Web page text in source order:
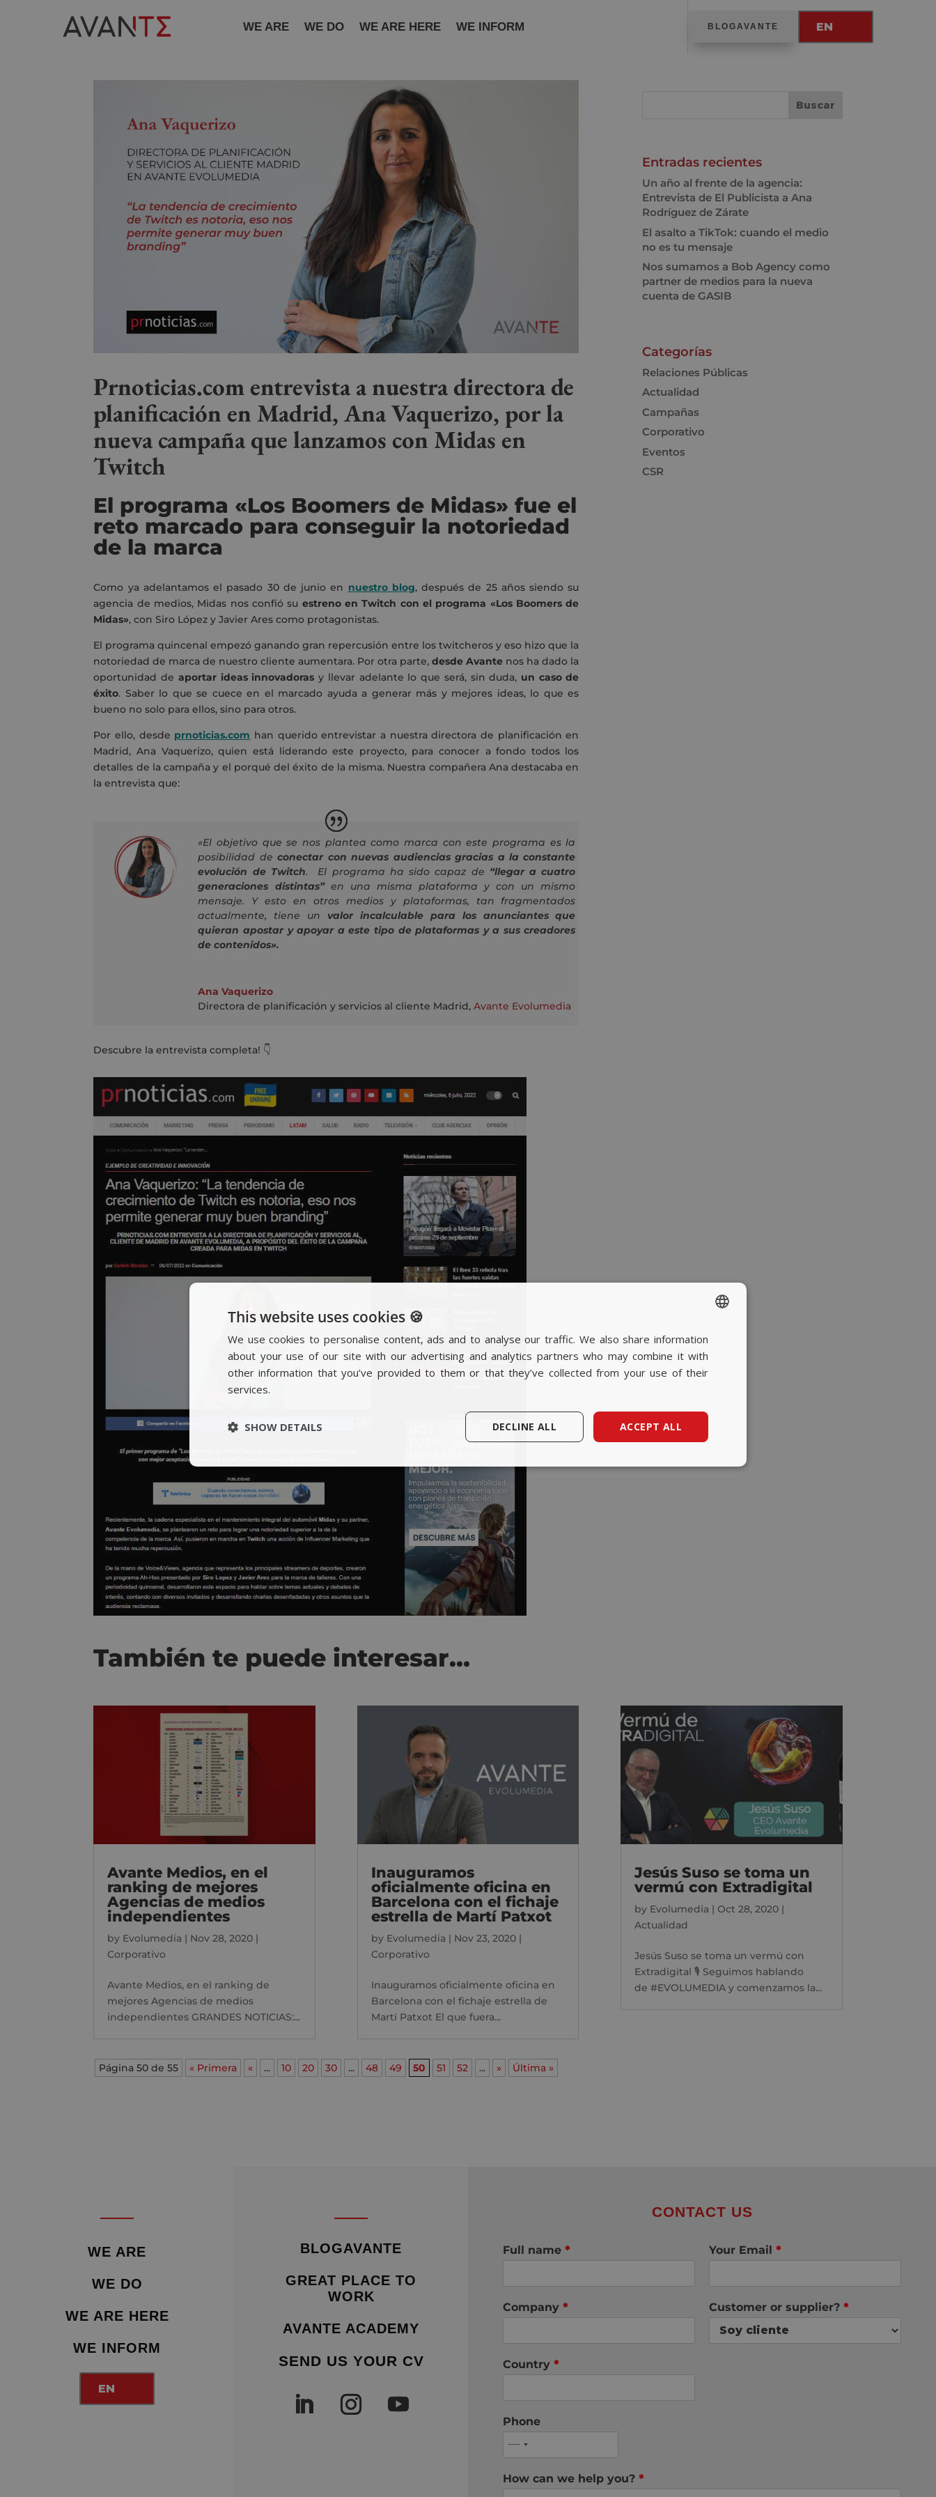
WE ARE WE DO WE ARE HERE WE INFORM BLOGAVANTE EN
Prnoticias.com entrevista a nuestra directora de
planificación en Madrid, Ana Vaquerizo, por la
nueva campaña que lanzamos con Midas en
Twitch
El programa «Los Boomers de Midas» fue el
reto marcado para conseguir la notoriedad
de la marca
Como ya adelantamos el pasado 30 de junio en nuestro blog, después de 25 años siendo su
agencia de medios, Midas nos confió su estreno en Twitch con el programa «Los Boomers de
Midas», con Siro López y Javier Ares como protagonistas.
El programa quincenal empezó ganando gran repercusión entre los twitcheros y eso hizo que la
notoriedad de marca de nuestro cliente aumentara. Por otra parte,desde Avante nos ha dado la
oportunidad de aportar ideas innovadoras y llevar adelante lo que será, sin duda, un caso de
éxito. Saber lo que se cuece en el marcado ayuda a generar más y mejores ideas, lo que es
bueno no solo para ellos, sino para otros.
Por ello, desde prnoticias.com han querido entrevistar a nuestra directora de planificación en
Madrid, Ana Vaquerizo, quien está liderando este proyecto, para conocer a fondo todos los
detalles de la campaña y el porqué del éxito de la misma. Nuestra compañera Ana destacaba en
la entrevista que:
«El objetivo que se nos plantea como marca con este programa es la
posibilidad deconectar con nuevas audiencias gracias a la constante
evolución de Twitch. El programa ha sido capaz de “llegar a cuatro
generaciones distintas”en una misma plataforma y con un mismo
mensaje. Y esto en otros medios y plataformas, tan fragmentados
actualmente, tiene un valor incalculable para los anunciantes que
quieran apostar y apoyar a este tipo de plataformas y a sus creadores
de contenidos».
Ana Vaquerizo
Directora de planificación y servicios al cliente Madrid, Avante Evolumedia
Descubre la entrevista completa! 👇
Entradas recientes
Un año al frente de la agencia:
Entrevista de El Publicista a Ana
Rodríguez de Zárate
El asalto a TikTok: cuando el medio
no es tu mensaje
Nos sumamos a Bob Agency como
partner de medios para la nueva
cuenta de GASIB
Categorías
Relaciones Públicas
Actualidad
Campañas
Corporativo
Eventos
CSR
También te puede interesar…
Avante Medios, en el
ranking de mejores
Agencias de medios
independientes
by Evolumedia | Nov 28, 2020 |
Corporativo
Avante Medios, en el ranking de
mejores Agencias de medios
independientes GRANDES NOTICIAS:...
Inauguramos
oficialmente oficina en
Barcelona con el fichaje
estrella de Martí Patxot
by Evolumedia | Nov 23, 2020|
Corporativo
Inauguramos oficialmente oficina en
Barcelona con el fichaje estrella de
Martí Patxot El que fuera...
Jesús Suso se toma un
vermú con Extradigital
by Evolumedia | Oct 28, 2020|
Actualidad
Jesús Suso se toma un vermú con
Extradigital 🎙 Seguimos hablando
de #EVOLUMEDIA y comenzamos la...
Página 50 de 55 « Primera « ... 10 20 30 ... 48 49 50 51 52 ... » Última »
WE ARE
WE DO
WE ARE HERE
WE INFORM
EN
BLOGAVANTE
GREAT PLACE TO
WORK
AVANTE ACADEMY
SEND US YOUR CV
CONTACT US
Full name * Your Email *
Company * Customer or supplier? *
Country *
Phone
How can we help you? *
SPANISH
BASQUE
This website uses cookies 🍪
We use cookies to personalise content, ads and to analyse our traffic. We also share information
about your use of our site with our advertising and analytics partners who may combine it with
other information that you’ve provided to them or that they’ve collected from your use of their
services.
ACCEPT ALL
DECLINE ALL
SHOW DETAILS